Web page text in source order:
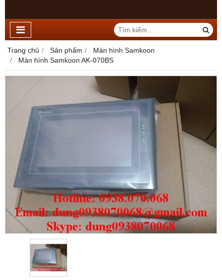
Trang chủ Sản phẩm
Màn hình Samkoon
Màn hình Samkoon AK-070BS